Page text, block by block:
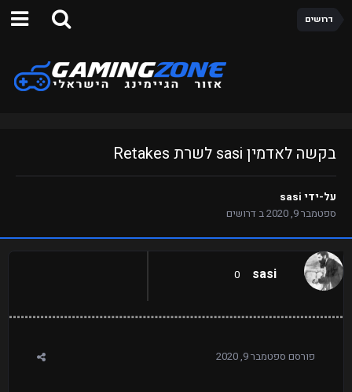
דרושים
בקשה לאדמין sasi לשרת Retakes
על-ידי sasi
ספטמבר 9, 2020
בדרושים
sasi
0
פורסם ספטמבר 9, 2020